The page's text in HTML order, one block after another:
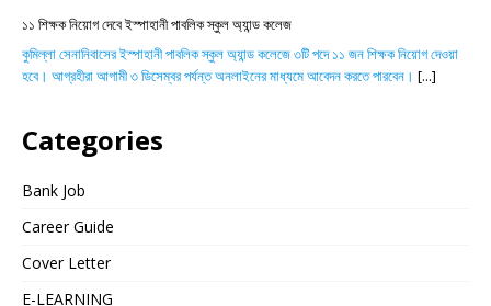
১১ শিক্ষক নিয়োগ দেবে ইস্পাহানী পাবলিক স্কুল অ্যান্ড কলেজ
কুমিল্লা সেনানিবাসের ইস্পাহানী পাবলিক স্কুল অ্যান্ড কলেজে ৩টি পদে ১১ জন শিক্ষক নিয়োগ দেওয়া
হবে। আগ্রহীরা আগামী ৩ ডিসেম্বর পর্যন্ত অনলাইনের মাধ্যমে আবেদন করতে পারবেন। [...]
Categories
Bank Job
Career Guide
Cover Letter
E-LEARNING